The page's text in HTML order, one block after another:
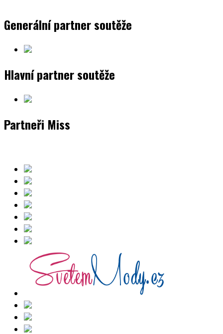
Generální partner soutěže
Hlavní partner soutěže
Partneři Miss